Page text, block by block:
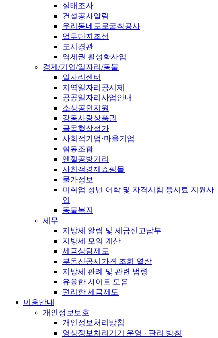
실태조사
건설공사알림
우리동네도로굴착공사
업무단지조성
도시경관
역세권 활성화사업
경제/기업/일자리/동물
일자리센터
지역일자리공시제
공공일자리사업안내
소상공인지원
강동사랑상품권
골목형상점가
사회적기업·마을기업
협동조합
엔젤공방거리
사회적경제쇼핑몰
물가정보
미취업 청년 어학 및 자격시험 응시료 지원사
업
동물복지
세무
지방세 알림 및 세금신고납부
지방세 모의 계산
세금상담제도
부동산공시가격 조회 열람
지방세 판례 및 관련 법령
유용한 사이트 모음
편리한 세금제도
이용안내
개인정보보호
개인정보처리방침
영상정보처리기기 운영 · 관리 방침